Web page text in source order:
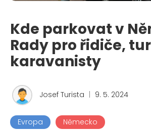
Kde parkovat v
Rady pro řidiče,
karavanisty
Josef Turista | 9. 5. 2024
Evropa Německo